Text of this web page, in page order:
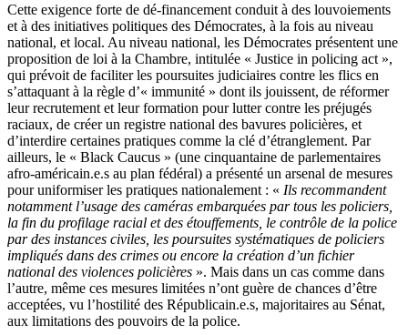
Cette exigence forte de dé-financement conduit à des louvoiements
et à des initiatives politiques des Démocrates, à la fois au niveau
national, et local. Au niveau national, les Démocrates présentent une
proposition de loi à la Chambre, intitulée « Justice in policing act »,
qui prévoit de faciliter les poursuites judiciaires contre les flics en
s’attaquant à la règle d’« immunité » dont ils jouissent, de réformer
leur recrutement et leur formation pour lutter contre les préjugés
raciaux, de créer un registre national des bavures policières, et
d’interdire certaines pratiques comme la clé d’étranglement. Par
ailleurs, le « Black Caucus » (une cinquantaine de parlementaires
afro-américain.e.s au plan fédéral) a présenté un arsenal de mesures
pour uniformiser les pratiques nationalement : « Ils recommandent
notamment l’usage des caméras embarquées par tous les policiers,
la fin du profilage racial et des étouffements, le contrôle de la police
par des instances civiles, les poursuites systématiques de policiers
impliqués dans des crimes ou encore la création d’un fichier
national des violences policières ». Mais dans un cas comme dans
l’autre, même ces mesures limitées n’ont guère de chances d’être
acceptées, vu l’hostilité des Républicain.e.s, majoritaires au Sénat,
aux limitations des pouvoirs de la police.